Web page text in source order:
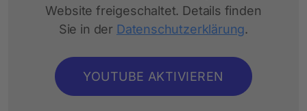
Website freigeschaltet. Details finden
Sie in der Datenschutzerklärung.
YOUTUBE AKTIVIEREN